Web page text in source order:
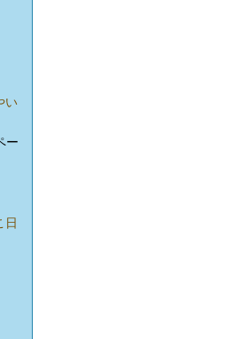
い
ー
日